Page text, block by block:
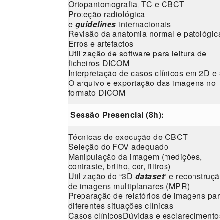
Ortopantomografia, TC e CBCT
Proteção radiológica
e guidelines internacionais
Revisão da anatomia normal e
Erros e artefactos
Utilização de software para leitura de
ficheiros DICOM
Interpretação de casos clínicos em 2D e
O arquivo e exportação das imagens no
formato DICOM
Sessão Presencial (8h):
Técnicas de execução de CBCT
Seleção do FOV adequado
Manipulação da imagem (medições,
contraste, brilho, cor, filtros)
Utilização do “3D dataset” e
de imagens multiplanares (MPR)
Preparação de relatórios de imagens
diferentes situações clínicas
Casos clínicosDúvidas e